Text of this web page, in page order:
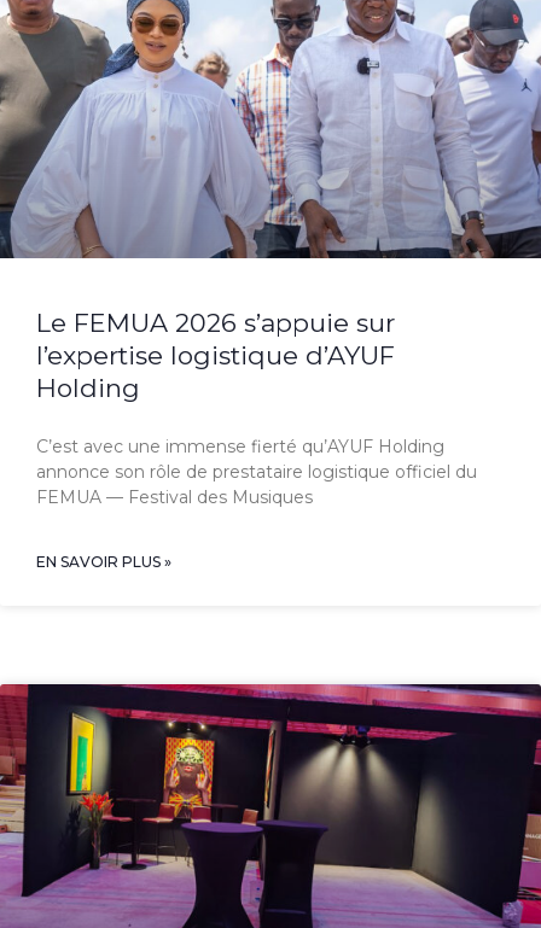
Le FEMUA 2026 s’appuie sur
l’expertise logistique d’AYUF
Holding
C’est avec une immense fierté qu’AYUF Holding
annonce son rôle de prestataire logistique officiel du
FEMUA — Festival des Musiques
EN SAVOIR PLUS »